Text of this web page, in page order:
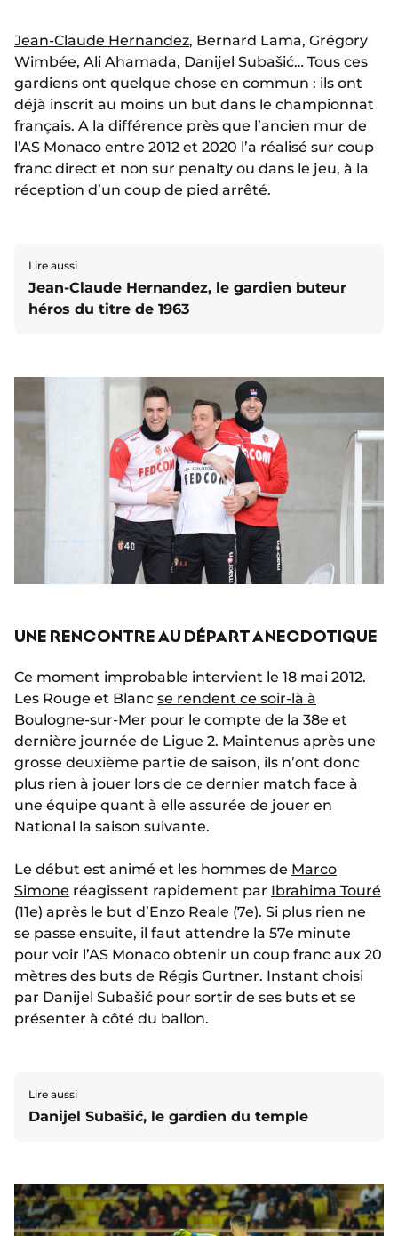
Jean-Claude Hernandez, Bernard Lama, Grégory
Wimbée, Ali Ahamada, Danijel Subašić… Tous ces
gardiens ont quelque chose en commun : ils ont
déjà inscrit au moins un but dans le championnat
français. A la différence près que l’ancien mur de
l’AS Monaco entre 2012 et 2020 l’a réalisé sur coup
franc direct et non sur penalty ou dans le jeu, à la
réception d’un coup de pied arrêté.
Lire aussi
Jean-Claude Hernandez, le gardien buteur
héros du titre de 1963
UNE RENCONTRE AU DÉPART ANECDOTIQUE
Ce moment improbable intervient le 18 mai 2012.
Les Rouge et Blanc se rendent ce soir-là à
Boulogne-sur-Mer pour le compte de la 38e et
dernière journée de Ligue 2. Maintenus après une
grosse deuxième partie de saison, ils n’ont donc
plus rien à jouer lors de ce dernier match face à
une équipe quant à elle assurée de jouer en
National la saison suivante.
Le début est animé et les hommes de Marco
Simone réagissent rapidement par Ibrahima Touré
(11e) après le but d’Enzo Reale (7e). Si plus rien ne
se passe ensuite, il faut attendre la 57e minute
pour voir l’AS Monaco obtenir un coup franc aux 20
mètres des buts de Régis Gurtner. Instant choisi
par Danijel Subašić pour sortir de ses buts et se
présenter à côté du ballon.
Lire aussi
Danijel Subašić, le gardien du temple